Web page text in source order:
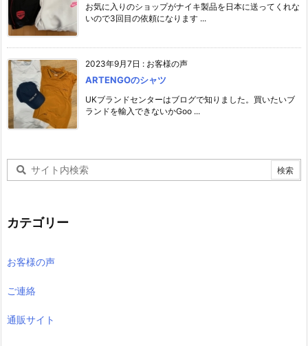
お気に入りのショップがナイキ製品を日本に送ってくれな
いので3回目の依頼になります ...
2023年9月7日 : お客様の声
ARTENGOのシャツ
UKブランドセンターはブログで知りました。買いたいブ
ランドを輸入できないかGoo ...
カテゴリー
お客様の声
ご連絡
通販サイト